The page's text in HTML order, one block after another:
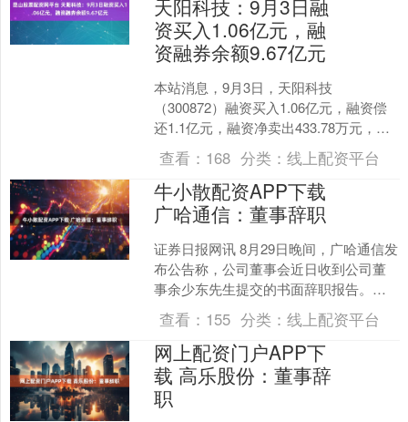
天阳科技：9月3日融
资买入1.06亿元，融
资融券余额9.67亿元
本站消息，9月3日，天阳科技
（300872）融资买入1.06亿元，融资偿
还1.1亿元，融资净卖出433.78万元，融
资余额9.66亿元，近20个交易日中有12
个....
查看： 168 分类： 线上配资平台
牛小散配资APP下载
广哈通信：董事辞职
证券日报网讯 8月29日晚间，广哈通信发
布公告称，公司董事会近日收到公司董
事余少东先生提交的书面辞职报告。余
少东先生因工作调整原因，向董事会辞
去公司董事职务。余....
查看： 155 分类： 线上配资平台
网上配资门户APP下
载 高乐股份：董事辞
职